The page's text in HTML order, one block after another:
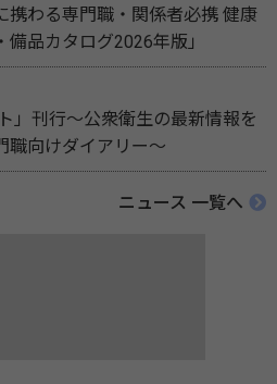
携わる専門職・関係者必携 健康
品カタログ2026年版」
」刊行～公衆衛生の最新情報を
職向けダイアリー～
ニュース 一覧へ